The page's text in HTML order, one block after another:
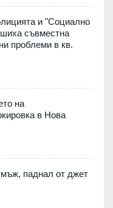
и "Социално
съвместна
проблеми в кв.
на
в Нова
паднал от джет